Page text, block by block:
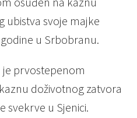
ubistva svoje majke
u Srbobranu.
je prvostepenom
doživotnog zatvora
svekrve u Sjenici.